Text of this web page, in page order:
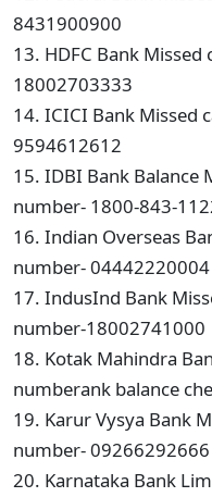
8431900900
13. HDFC Bank
18002703333
14. ICICI Bank Missed
9594612612
15. IDBI Bank Balance
number- 1800-843-
16. Indian Overseas
number- 04442220004
17. IndusInd Bank
number-18002741000
18. Kotak Mahindra
numberank balance
19. Karur Vysya Bank
number- 09266292666
20. Karnataka Bank